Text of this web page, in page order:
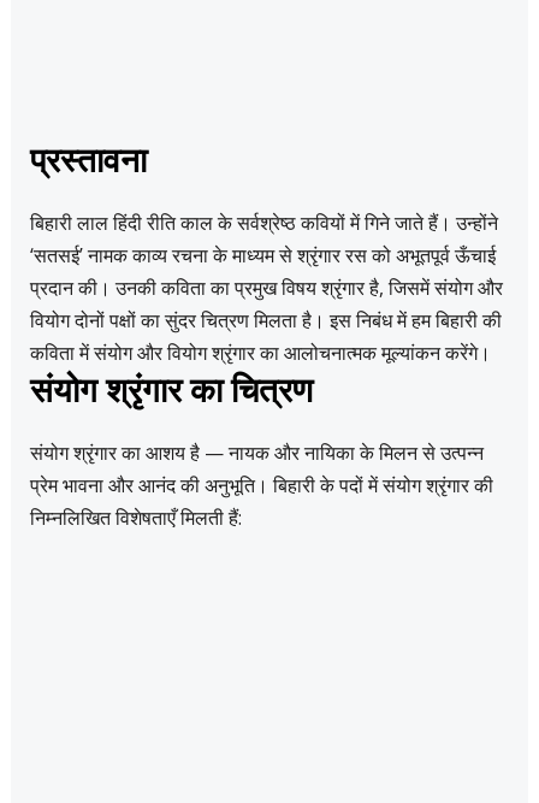
प्रस्तावना
बिहारी लाल हिंदी रीति काल के सर्वश्रेष्ठ कवियों में गिने जाते हैं। उन्होंने
‘सतसई’ नामक काव्य रचना के माध्यम से श्रृंगार रस को अभूतपूर्व ऊँचाई
प्रदान की। उनकी कविता का प्रमुख विषय श्रृंगार है, जिसमें संयोग और
वियोग दोनों पक्षों का सुंदर चित्रण मिलता है। इस निबंध में हम बिहारी की
कविता में संयोग और वियोग श्रृंगार का आलोचनात्मक मूल्यांकन करेंगे।
संयोग श्रृंगार का चित्रण
संयोग श्रृंगार का आशय है — नायक और नायिका के मिलन से उत्पन्न
प्रेम भावना और आनंद की अनुभूति। बिहारी के पदों में संयोग श्रृंगार की
निम्नलिखित विशेषताएँ मिलती हैं: